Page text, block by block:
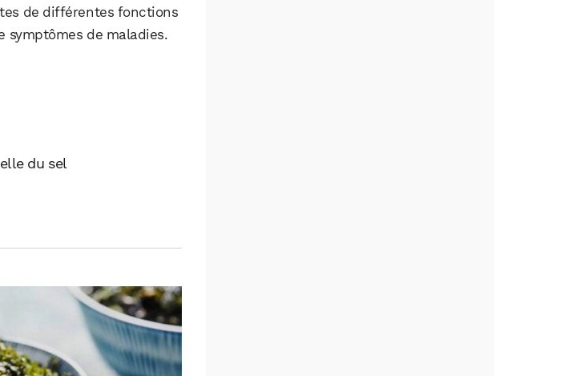
de différentes fonctions
symptômes de maladies.
du sel